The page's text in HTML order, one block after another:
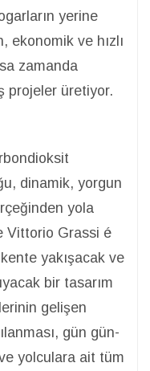
yerine
ekonomik ve hızlı
zamanda
projeler üretiyor.
dinamik, yorgun
yola
Vittorio Grassi é
yakışacak ve
bir tasarım
gelişen
gün gün-
yolculara ait tüm